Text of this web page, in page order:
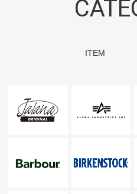
ITEM